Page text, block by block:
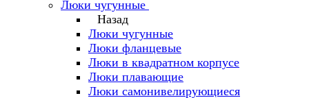
Люки чугунные
Назад
Люки чугунные
Люки фланцевые
Люки в квадратном корпусе
Люки плавающие
Люки самонивелирующиеся